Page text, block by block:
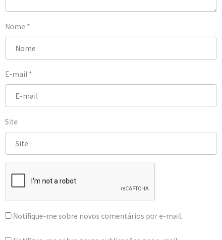
Nome *
E-mail *
Site
Notifique-me sobre novos comentários por e-mail.